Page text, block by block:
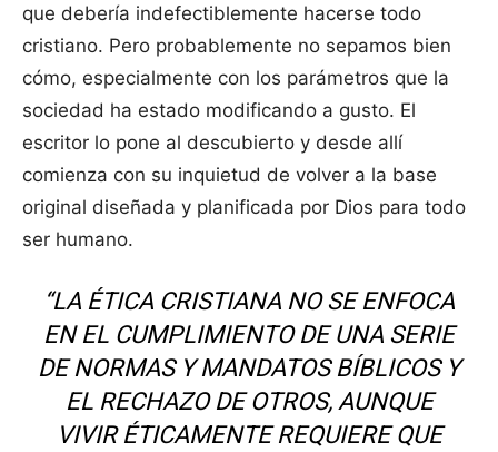
que debería indefectiblemente hacerse todo
cristiano. Pero probablemente no sepamos bien
cómo, especialmente con los parámetros que la
sociedad ha estado modificando a gusto. El
escritor lo pone al descubierto y desde allí
comienza con su inquietud de volver a la base
original diseñada y planificada por Dios para todo
ser humano.
“LA ÉTICA CRISTIANA NO SE ENFOCA
EN EL CUMPLIMIENTO DE UNA SERIE
DE NORMAS Y MANDATOS BÍBLICOS Y
EL RECHAZO DE OTROS, AUNQUE
VIVIR ÉTICAMENTE REQUIERE QUE